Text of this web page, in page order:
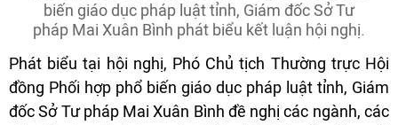
biến giáo dục pháp luật tỉnh, Giám đốc Sở Tư
pháp Mai Xuân Bình phát biểu kết luận hội nghị.
Phát biểu tại hội nghị, Phó Chủ tịch Thường trực Hội
đồng Phối hợp phổ biến giáo dục pháp luật tỉnh, Giám
đốc Sở Tư pháp Mai Xuân Bình đề nghị các ngành, các